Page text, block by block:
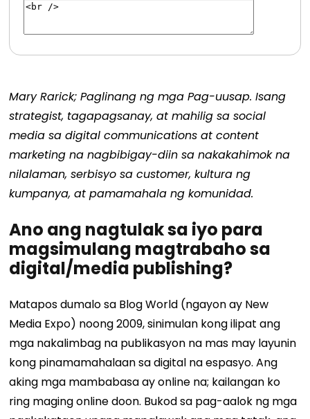
‎Mary Rarick; Paglinang ng mga Pag-uusap. Isang
strategist, tagapagsanay, at mahilig sa social
media sa digital communications at content
marketing na nagbibigay-diin sa nakakahimok na
nilalaman, serbisyo sa customer, kultura ng
kumpanya, at pamamahala ng komunidad.
Ano ang nagtulak sa iyo para
magsimulang magtrabaho sa
digital/media publishing?
Matapos dumalo sa Blog World (ngayon ay New
Media Expo) noong 2009, sinimulan kong ilipat ang
mga nakalimbag na publikasyon na mas may layunin
kong pinamamahalaan sa digital na espasyo. Ang
aking mga mambabasa ay online na; kailangan ko
ring maging online doon. Bukod sa pag-aalok ng mga